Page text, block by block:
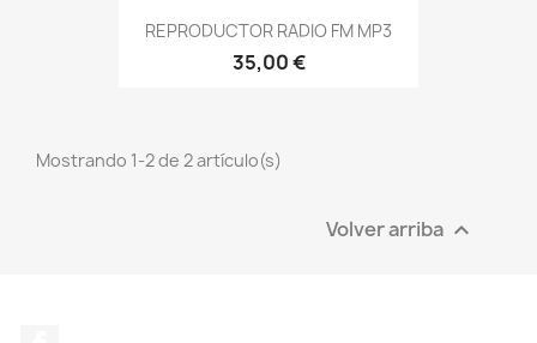
REPRODUCTOR RADIO FM MP3
35,00 €
Mostrando 1-2 de 2 artículo(s)
Volver arriba 